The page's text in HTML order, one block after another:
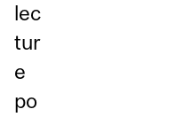
lec
tur
e
po